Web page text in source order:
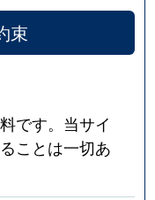
束
です。当サイ
ことは一切あ